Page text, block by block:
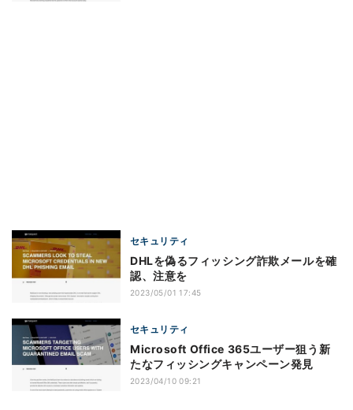
セキュリティ
DHLを偽るフィッシング詐欺メールを確
認、注意を
2023/05/01 17:45
セキュリティ
Microsoft Office 365ユーザー狙う新
たなフィッシングキャンペーン発見
2023/04/10 09:21